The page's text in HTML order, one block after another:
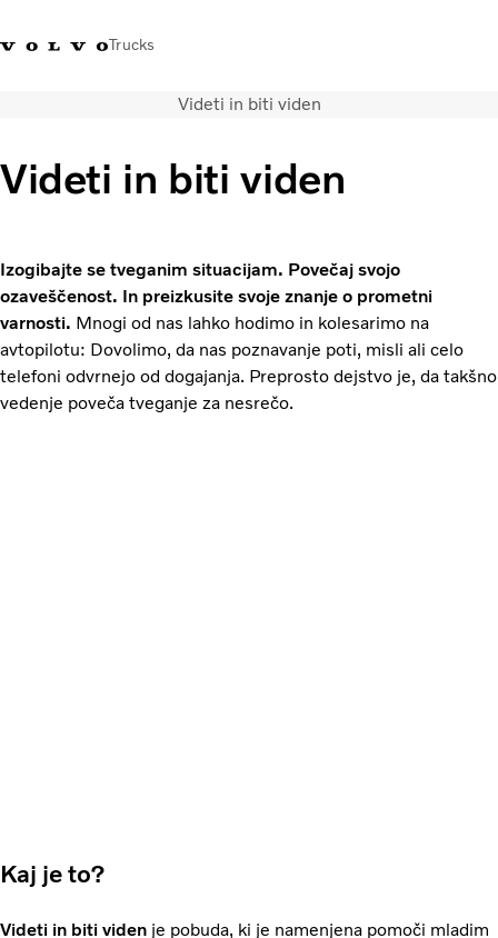
Trucks
Volvo Trucks Slovenija kontakti Volvo Trucks Store
Prevozne rešitve
Iskalnik servisov
Novice
O nas
Obrnite se na nas
Videti in biti viden
Videti in biti viden
Izogibajte se tveganim situacijam. Povečaj svojo
ozaveščenost. In preizkusite svoje znanje o prometni
varnosti. Mnogi od nas lahko hodimo in kolesarimo na
avtopilotu: Dovolimo, da nas poznavanje poti, misli ali celo
telefoni odvrnejo od dogajanja. Preprosto dejstvo je, da takšno
vedenje poveča tveganje za nesrečo.
Kaj je to?
Videti in biti viden je pobuda, ki je namenjena pomoči mladim